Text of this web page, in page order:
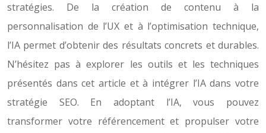
stratégies. De la création de contenu à la
personnalisation de l’UX et à l’optimisation technique,
l’IA permet d’obtenir des résultats concrets et durables.
N’hésitez pas à explorer les outils et les techniques
présentés dans cet article et à intégrer l’IA dans votre
stratégie SEO. En adoptant l’IA, vous pouvez
transformer votre référencement et propulser votre